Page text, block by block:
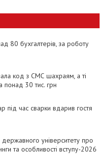
80 бухгалтерів, за роботу
код з СМС шахраям, а ті
понад 30 тис. грн
під час сварки вдарив гостя
університету про
та особливості вступу-2026